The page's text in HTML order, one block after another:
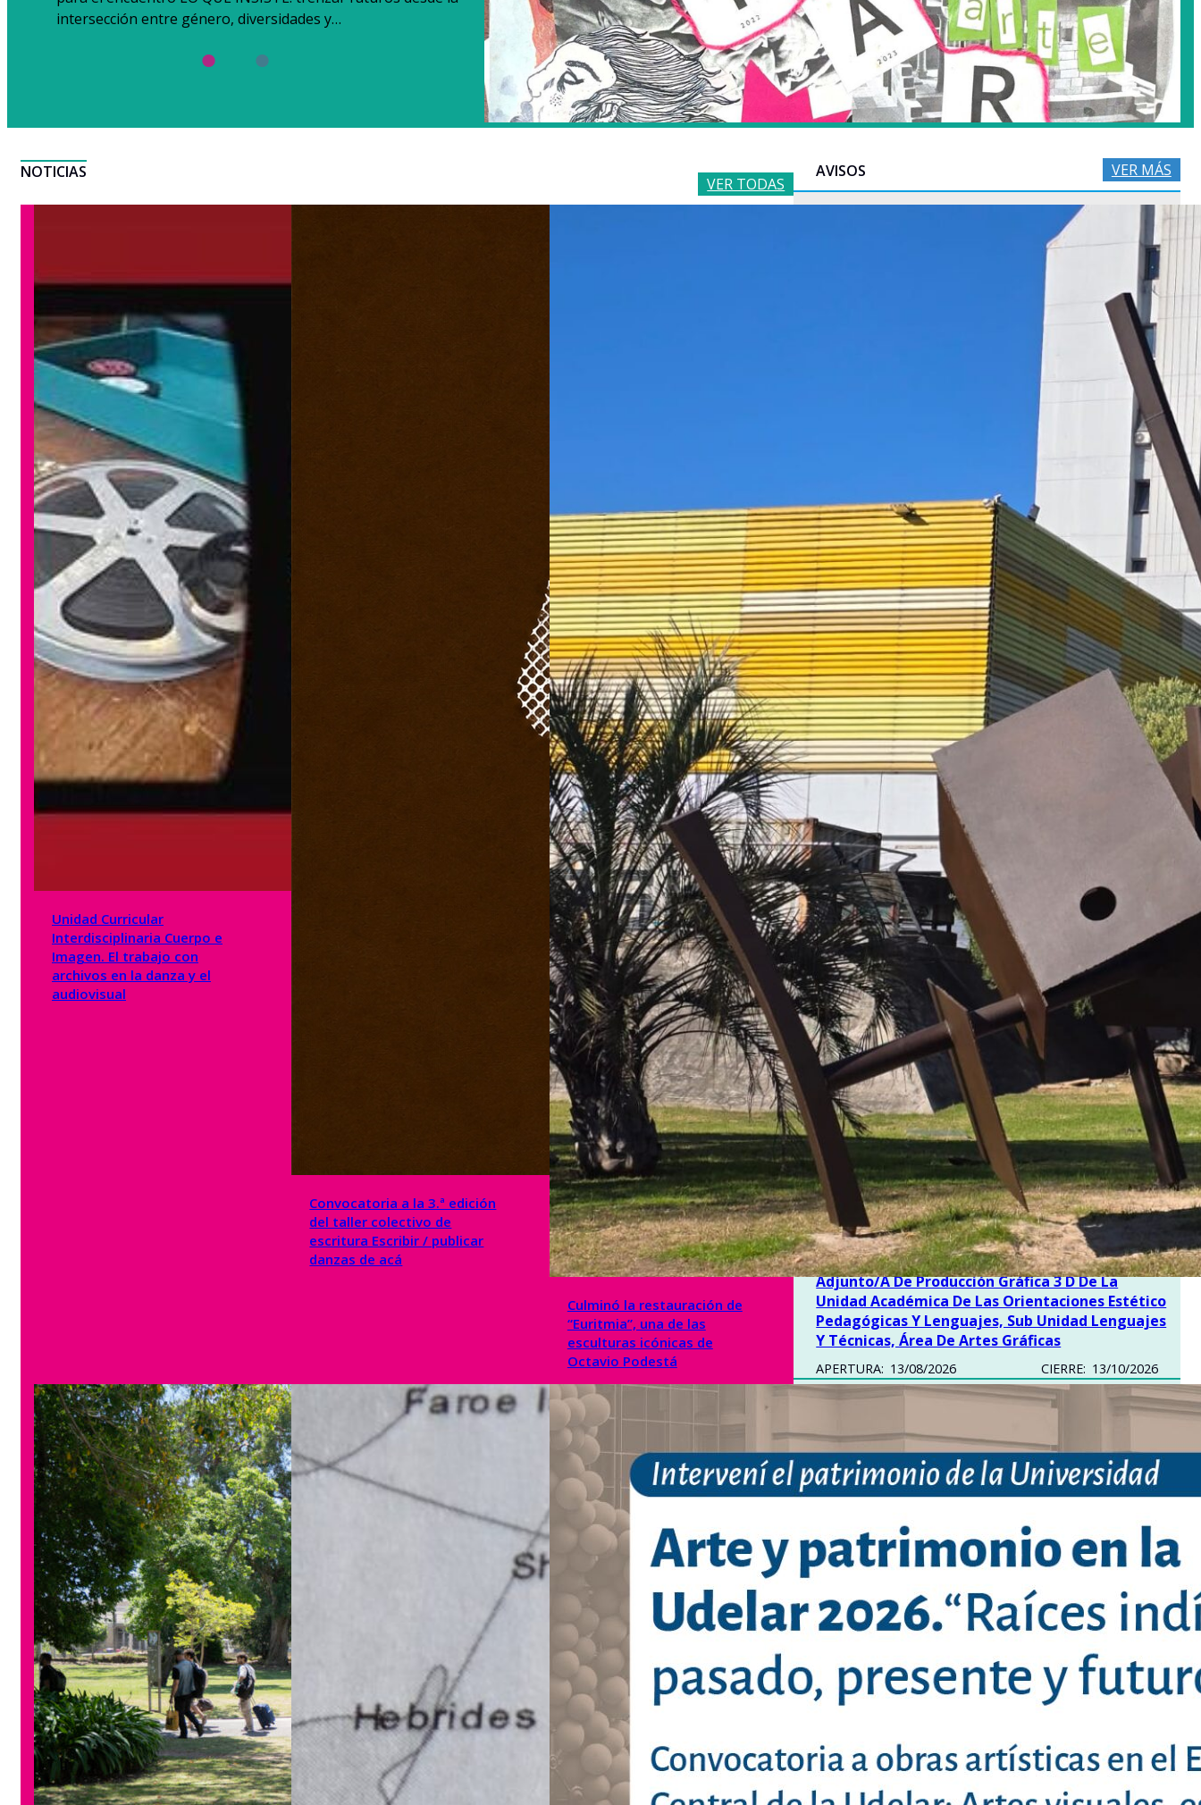
intersección entre género, diversidades y…
NOTICIAS
VER TODAS
Unidad Curricular
Interdisciplinaria Cuerpo e
Imagen. El trabajo con
archivos en la danza y el
audiovisual
Convocatoria a la 3.ª edición
del taller colectivo de
escritura Escribir / publicar
danzas de acá
Culminó la restauración de
“Euritmia”, una de las
esculturas icónicas de
Octavio Podestá
AVISOS VER MÁS
Electiva de Introducción a la escritura de música
coral, período extraordinario de inscripción y aviso
05/08/2026
Enlaces de acceso para Historia de la Música I y V
31/07/2026
Horarios Segundo Semestre Instituto de Música
29/07/2026
Práctica de Conjunto – Prof. Sergio Fernández
28/07/2026
Práctica de conjunto – Profs. Andrés Bedó y
Sebastián Larrosa
24/07/2026
Lectura Sobre el Teclado: coordinación de grupos
segundo semestre
24/07/2026
Cursos del Instituto de Música semestre par 2026
20/07/2026
Pautas en caso de advertencia meteorológica de
nivel de riesgo color rojo
Horarios Danza Contemporánea semestre par 2026
Uso de carteleras en Facultad de Artes
25/09/2025
LLAMADOS VIGENTES
Provisión Efectiva De Un Cargo De Asistente De
La Unidad Académica De Las Orientaciones
Estético Pedagógicas Y Lenguajes, Sub Unidad
Lenguajes Y Técnicas , Área De Lenguajes
Computarizados
APERTURA: 07/08/2026 CIERRE: 08/10/2026
Provisión Interina De Un Cargo De Asistente De
La Unidad Académica De Las Orientaciones
Estético Pedagógicas Y Lenguajes,Sub Unidad
Lenguajes Y Técnicas, Área De Lenguajes
Computarizados
APERTURA: 07/08/2026 CIERRE: 09/09/2026
Provisión Efectiva De Un Cargo De Profesor/a
Adjunto/a De Producción Gráfica 3 D De La
Unidad Académica De Las Orientaciones Estético
Pedagógicas Y Lenguajes, Sub Unidad Lenguajes
Y Técnicas, Área De Artes Gráficas
APERTURA: 13/08/2026 CIERRE: 13/10/2026
Provisión Interina De Un Cargo De Ayudante De
Estético Pedagógicas Y Lenguajes, Sub Unidad
Lenguajes Y Técnicas, Área De Artes Gráficas
APERTURA: 07/08/2026 CIERRE: 07/09/2026
La Unidad Académica De Las Orientaciones
Estético Pedagógicas Y Lenguajes, Sub Unidad
Lenguajes Y Técnicas, Área De Artes Gráficas
APERTURA: 07/08/2026 CIERRE: 08/09/2026
Provisión Efectiva De Un Cargo De Profesor/a
Adjunto/a Para El Departamento De Teoría Y
Composición – Área De Composición- Perfil
Armonía, Contrapunto Y Músicas Populares De
Herencia Jazzística
24/07/2026
Provisión Interina De Un Cargo De Asistente De
La Unidad Académica Creación En Danza